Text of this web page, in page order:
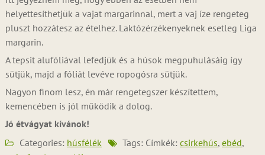
helyettesíthetjük a vajat margarinnal, mert a vaj íze rengeteg
pluszt hozzátesz az ételhez. Laktózérzékenyeknek esetleg Liga
margarin.
A tepsit alufóliával lefedjük és a húsok megpuhulásáig így
sütjük, majd a fóliát levéve ropogósra sütjük.
Nagyon finom lesz, én már rengetegszer készítettem,
kemencében is jól működik a dolog.
Jó étvágyat kívánok!
Categories: húsfélék Tags: Címkék: csirkehús, ebéd,